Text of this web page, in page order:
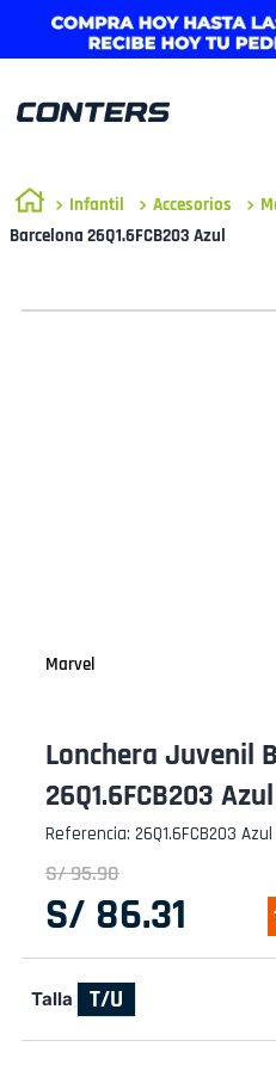
Infantil Accesorios
Barcelona 26Q1.6FCB203 Azul
Marvel
Lonchera Juvenil
26Q1.6FCB203 Azul
Referencia: 26Q1.6FCB203 Azul
S/95.90
S/ 86.31
Talla T/U